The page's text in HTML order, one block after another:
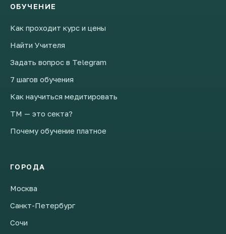
ОБУЧЕНИЕ
Как проходит курс и цены
Найти Учителя
Задать вопрос в Telegram
7 шагов обучения
Как научиться медитировать
ТМ — это секта?
Почему обучение платное
ГОРОДА
Москва
Санкт-Петербург
Сочи